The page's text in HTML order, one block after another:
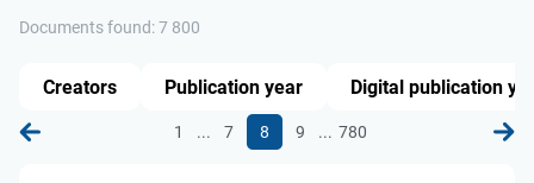
Documents found: 7 800
1 ... 7 8 9 ... 780
Creators Publication year Digital publication